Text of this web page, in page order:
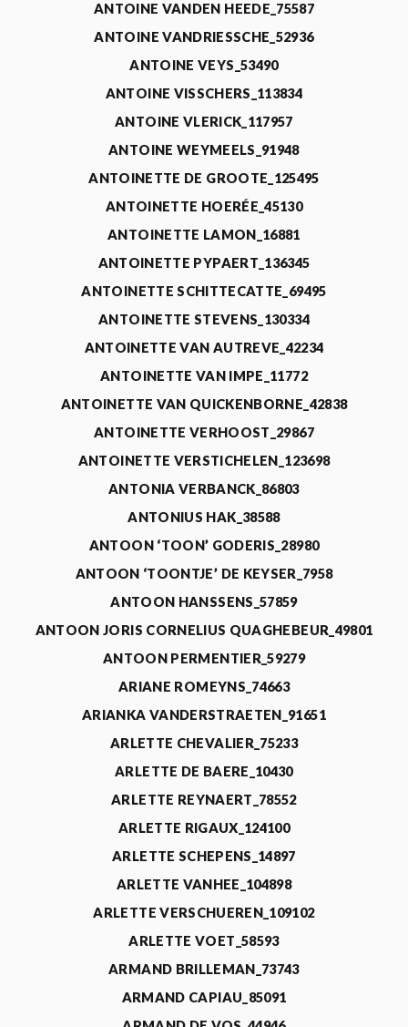
ANTOINE VANDEN HEEDE_75587
ANTOINE VANDRIESSCHE_52936
ANTOINE VEYS_53490
ANTOINE VISSCHERS_113834
ANTOINE VLERICK_117957
ANTOINE WEYMEELS_91948
ANTOINETTE DE GROOTE_125495
ANTOINETTE HOERÉE_45130
ANTOINETTE LAMON_16881
ANTOINETTE PYPAERT_136345
ANTOINETTE SCHITTECATTE_69495
ANTOINETTE STEVENS_130334
ANTOINETTE VAN AUTREVE_42234
ANTOINETTE VAN IMPE_11772
ANTOINETTE VAN QUICKENBORNE_42838
ANTOINETTE VERHOOST_29867
ANTOINETTE VERSTICHELEN_123698
ANTONIA VERBANCK_86803
ANTONIUS HAK_38588
ANTOON ‘TOON’ GODERIS_28980
ANTOON ‘TOONTJE’ DE KEYSER_7958
ANTOON HANSSENS_57859
ANTOON JORIS CORNELIUS QUAGHEBEUR_49801
ANTOON PERMENTIER_59279
ARIANE ROMEYNS_74663
ARIANKA VANDERSTRAETEN_91651
ARLETTE CHEVALIER_75233
ARLETTE DE BAERE_10430
ARLETTE REYNAERT_78552
ARLETTE RIGAUX_124100
ARLETTE SCHEPENS_14897
ARLETTE VANHEE_104898
ARLETTE VERSCHUEREN_109102
ARLETTE VOET_58593
ARMAND BRILLEMAN_73743
ARMAND CAPIAU_85091